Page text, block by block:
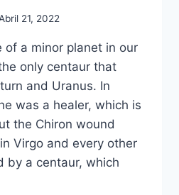
21, 2022
of a minor planet in our
only centaur that
and Uranus. In
was a healer, which is
the Chiron wound
Virgo and every other
by a centaur, which